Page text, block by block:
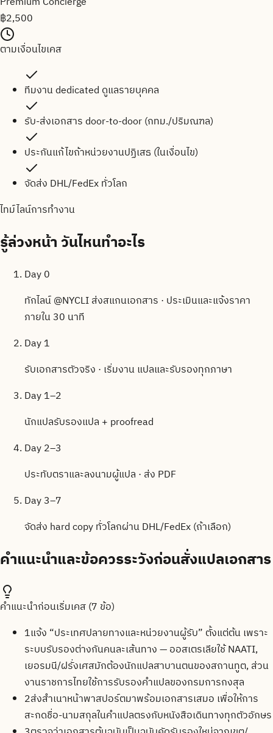
฿2,500
ตามเงื่อนไขเคส
ทีมงาน dedicated ดูแลรายบุคคล
รับ-ส่งเอกสาร door-to-door (กทม./ปริมณฑล)
ประกันแก้ไขถ้าหน่วยงานปฏิเสธ (ในเงื่อนไข)
จัดส่ง DHL/FedEx ทั่วโลก
ไทม์ไลน์การทำงาน
รู้ล่วงหน้าวันไหนทำอะไร
Day 0
ทักไลน์ @NYCLI ส่งสแกนเอกสาร · ประเมินและแจ้งราคา
ภายใน 30 นาที
Day 1
รับเอกสารตัวจริง · เริ่มงาน แปลและรับรองทุกภาษา
Day 1–2
นักแปลรับรองแปล + proofread
Day 2–3
ประทับตราและลงนามผู้แปล · ส่ง PDF
Day 3–7
จัดส่ง hard copy ทั่วโลกผ่าน DHL/FedEx (ถ้าเลือก)
คำแนะนำและข้อควรระวังก่อนสั่งแปลเอกสาร
คำแนะนำก่อนเริ่มเคส (7 ข้อ)
1แจ้ง “ประเทศปลายทางและหน่วยงานผู้รับ” ตั้งแต่ต้น เพราะ
ระบบรับรองต่างกันคนละเส้นทาง — ออสเตรเลียใช้ NAATI,
เยอรมนี/ฝรั่งเศสมักต้องนักแปลสาบานตนของสถานทูต, ส่วน
งานราชการไทยใช้การรับรองคำแปลของกรมการกงสุล
2ส่งสำเนาหน้าพาสปอร์ตมาพร้อมเอกสารเสมอ เพื่อให้การ
สะกดชื่อ-นามสกุลในคำแปลตรงกับหนังสือเดินทางทุกตัวอักษร